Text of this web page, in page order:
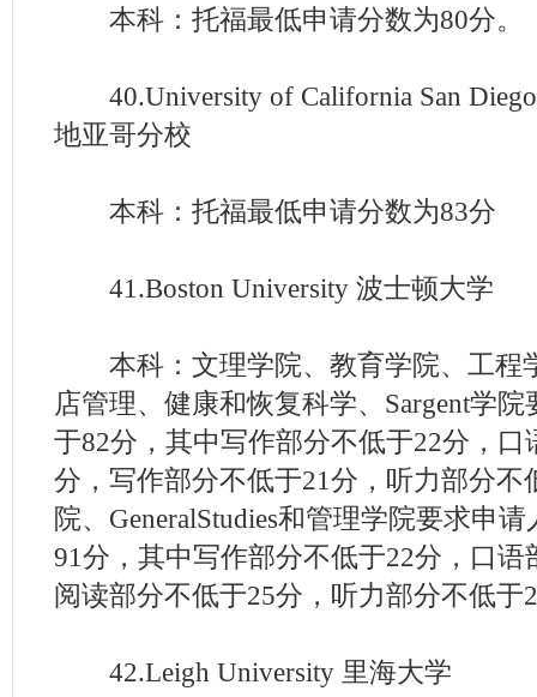
本科：托福最低申请分数为80分。
40.University of California San
地亚哥分校
本科：托福最低申请分数为83分
41.Boston University 波士顿大学
本科：文理学院、教育学院、工程
店管理、健康和恢复科学、Sargent学
于82分，其中写作部分不低于22分，口
分，写作部分不低于21分，听力部分不
院、GeneralStudies和管理学院要求申
91分，其中写作部分不低于22分，口语
阅读部分不低于25分，听力部分不低于
42.Leigh University 里海大学